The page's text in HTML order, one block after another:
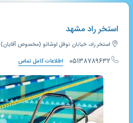
استخر راد مشهد
استخر راد، خیابان نوفل لوشاتو (مخصوص آقایان)
۰۵۱۳۸۷۸۹۶۳۲ اطلاعات کامل تماس